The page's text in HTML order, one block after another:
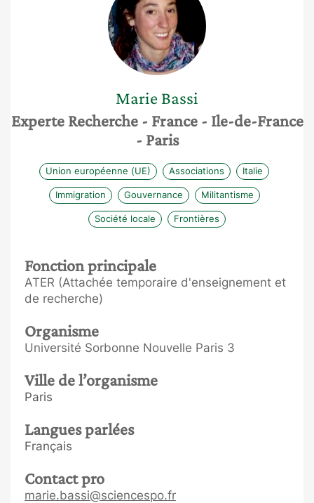
Marie Bassi
Experte Recherche - France - Ile-de-France
- Paris
Union européenne (UE) Associations Italie
Immigration Gouvernance Militantisme
Société locale Frontières
Fonction principale
ATER (Attachée temporaire d'enseignement et
de recherche)
Organisme
Université Sorbonne Nouvelle Paris 3
Ville de l’organisme
Paris
Langues parlées
Français
Contact pro
marie.bassi@sciencespo.fr